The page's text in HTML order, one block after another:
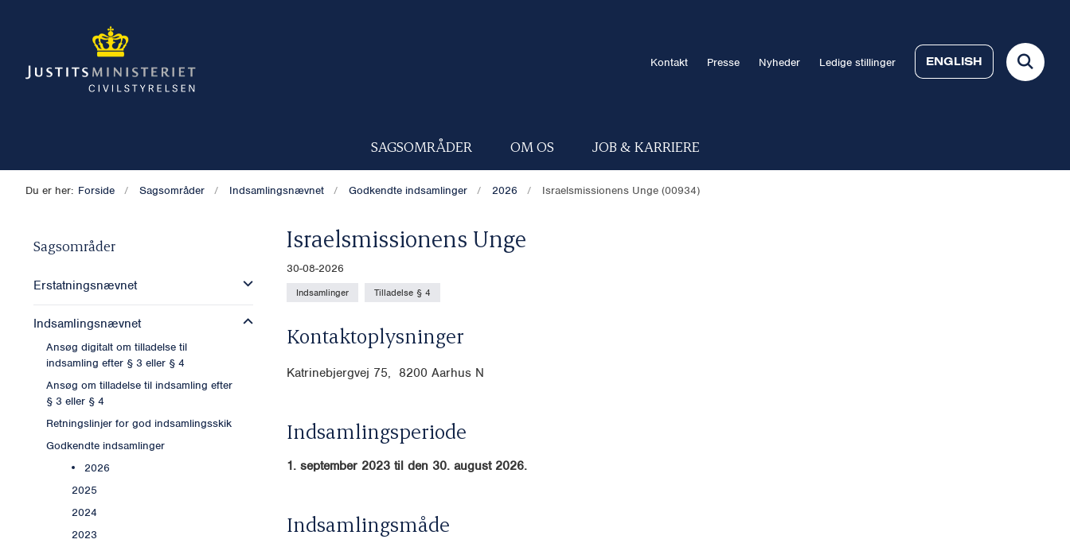
Kontakt Presse Nyheder Ledige stillinger ENGLISH
SAGSOMRÅDER OM OS JOB & KARRIERE
Du er her: Forside Sagsområder Indsamlingsnævnet Godkendte indsamlinger 2026 Israelsmissionens Unge (00934)
Sagsområder
Erstatningsnævnet
Indsamlingsnævnet
Ansøg digitalt om tilladelse til
indsamling efter § 3 eller § 4
Ansøg om tilladelse til indsamling efter
§ 3 eller § 4
Retningslinjer for god indsamlingsskik
Godkendte indsamlinger
2026
2025
2024
2023
Israelsmissionens Unge
30-08-2026
Indsamlinger Tilladelse § 4
Kontaktoplysninger
Katrinebjergvej 75, 8200 Aarhus N
Indsamlingsperiode
1. september 2023 til den 30. august 2026.
Indsamlingsmåde